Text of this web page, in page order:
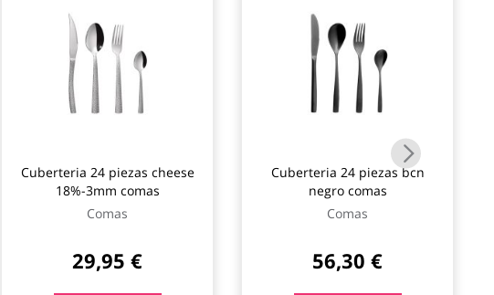
Cuberteria 24 piezas cheese
18%-3mm comas
Comas
29,95 €
Cuberteria 24 piezas bcn
negro comas
Comas
56,30 €